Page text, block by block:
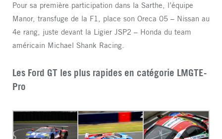
Pour sa première participation dans la Sarthe, l’équipe
Manor, transfuge de la F1, place son Oreca 05 – Nissan au
4e rang, juste devant la Ligier JSP2 – Honda du team
américain Michael Shank Racing.
Les Ford GT les plus rapides en catégorie LMGTE-
Pro